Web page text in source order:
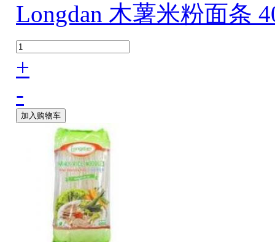
Longdan 木薯米粉面条
+
-
加入购物车